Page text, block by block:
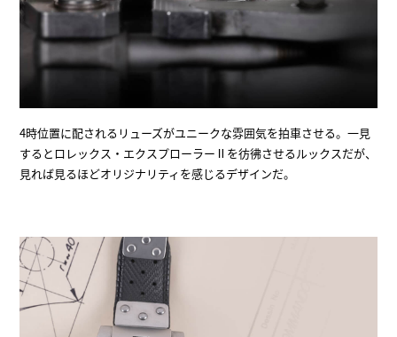
4時位置に配されるリューズがユニークな雰囲気を拍車させる。一見
するとロレックス・エクスプローラーⅡを彷彿させるルックスだが、
見れば見るほどオリジナリティを感じるデザインだ。